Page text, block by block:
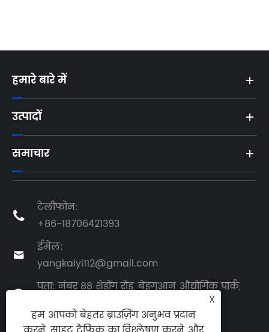
हमारे बारे में
उत्पादों
समाचार

टेलीफोन:
+86-18706421393

ईमेल:
yangkaiyi112@gmail.com

पता: नंबर 88 शेडोंग रोड, बेइगुआन औद्योगिक पार्क,
जियाओझोउ शहर, क़िंगदाओ, शेडोंग प्रांत, चीन
X
हम आपको बेहतर ब्राउज़िंग अनुभव प्रदान